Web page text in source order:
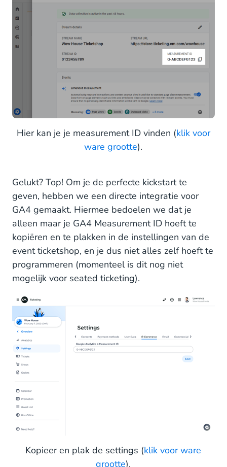
Hier kan je je measurement ID vinden (klik voor
ware grootte).
Gelukt? Top! Om je de perfecte kickstart te
geven, hebben we een directe integratie voor
GA4 gemaakt. Hiermee bedoelen we dat je
alleen maar je GA4 Measurement ID hoeft te
kopiëren en te plakken in de instellingen van de
event ticketshop, en je dus niet alles zelf hoeft te
programmeren (momenteel is dit nog niet
mogelijk voor seated ticketing).
Kopieer en plak de settings (klik voor ware
grootte).